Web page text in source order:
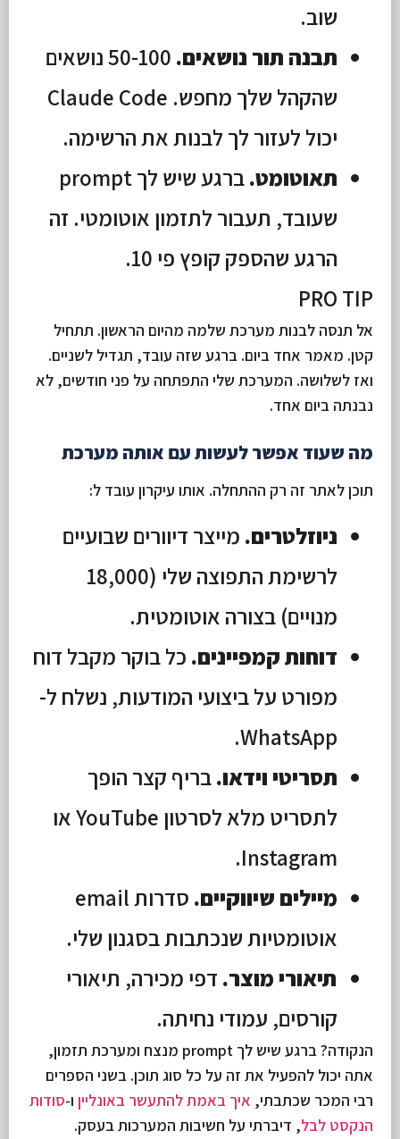
שוב.
תבנה תור נושאים.
50-100 נושאים
שהקהל שלך מחפש. Claude Code
יכול לעזור לך לבנות את הרשימה.
תאוטומט.
ברגע שיש לך prompt
שעובד, תעבור לתזמון אוטומטי. זה
הרגע שהספק קופץ פי 10.
PRO TIP
אל תנסה לבנות מערכת שלמה מהיום הראשון. תתחיל
קטן. מאמר אחד ביום. ברגע שזה עובד, תגדיל לשניים.
ואז לשלושה. המערכת שלי התפתחה על פני חודשים, לא
נבנתה ביום אחד.
מה שעוד אפשר לעשות עם אותה מערכת
תוכן לאתר זה רק ההתחלה. אותו עיקרון עובד ל:
ניוזלטרים. מייצר דיוורים שבועיים
לרשימת התפוצה שלי (18,000
מנויים) בצורה אוטומטית.
דוחות קמפיינים. כל בוקר מקבל דוח
מפורט על ביצועי המודעות, נשלח ל-
WhatsApp.
תסריטי וידאו.בריף קצר הופך
לתסריט מלא לסרטון YouTube או
Instagram.
מיילים שיווקיים.
סדרות email
אוטומטיות שנכתבות בסגנון שלי.
תיאורי מוצר. דפי מכירה, תיאורי
קורסים, עמודי נחיתה.
הנקודה? ברגע שיש לך prompt מנצח ומערכת תזמון,
אתה יכול להפעיל את זה על כל סוג תוכן. בשני הספרים
רבי המכר שכתבתי, איך באמת להתעשר באונליין ו-סודות
הנקסט לבל, דיברתי על חשיבות המערכות בעסק.